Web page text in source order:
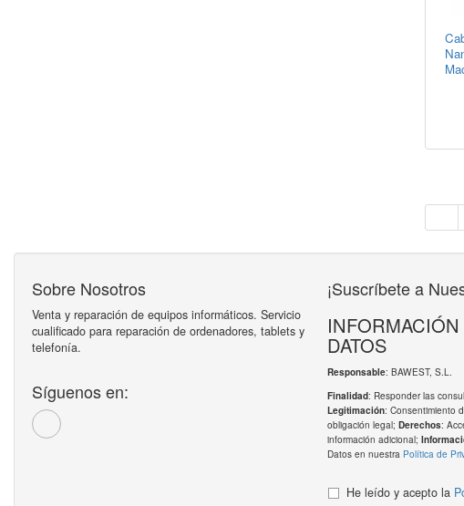
Sobre Nosotros
Venta y reparación de equipos informáticos. Servicio
cualificado para reparación de ordenadores, tablets y
telefonía.
Síguenos en:
¡Suscríbete a
DATOS
Responsable: BAWEST, S.L.
Finalidad: Responder las
Legitimación: Consentimiento
obligación legal; Derechos:
información adicional;
Datos en nuestra Política de
He leído y acepto la